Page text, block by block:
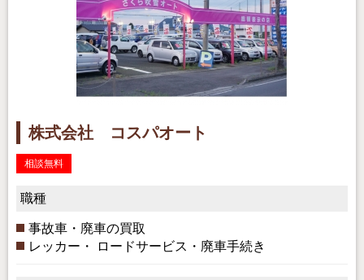
株式会社 コスパオート
相談無料
職種
事故車・廃車の買取
レッカー・ ロードサービス・廃車手続き